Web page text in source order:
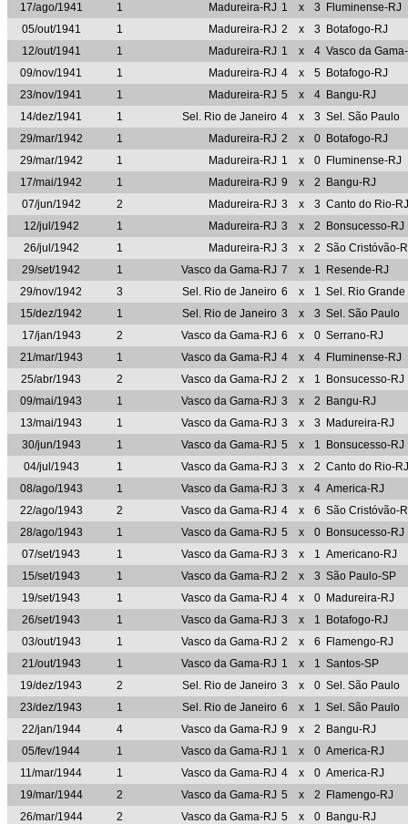
17/ago/1941
1 Madureira-RJ 1 x 3
Fluminense-RJ
05/out/1941
1 Madureira-RJ 2 x 3
Botafogo-RJ
12/out/1941
1 Madureira-RJ 1 x 4 Vasco da
09/nov/1941
1 Madureira-RJ 4 x 5 Botafogo-RJ
23/nov/1941
1 Madureira-RJ 5 x 4 Bangu-RJ
14/dez/1941
1 Sel. Rio de Janeiro 4 x 3 Sel. São Paulo
29/mar/1942
1 Madureira-RJ 2 x 0 Botafogo-RJ
29/mar/1942
1 Madureira-RJ 1 x 0 Fluminense-RJ
17/mai/1942
1 Madureira-RJ 9 x 2
Bangu-RJ
07/jun/1942
2 Madureira-RJ 3 x 3 Canto do Rio-RJ
12/jul/1942
1 Madureira-RJ 3 x 2
Bonsucesso-RJ
26/jul/1942
1 Madureira-RJ 3 x 2 São Cristóvão-
29/set/1942
1 Vasco da Gama-RJ 7 x 1
Resende-RJ
29/nov/1942
3 Sel. Rio de Janeiro 6 x 1 Sel. Rio Grande
15/dez/1942
1 Sel. Rio de Janeiro 3 x 3 Sel. São Paulo
17/jan/1943
2 Vasco da Gama-RJ 6 x 0 Serrano-RJ
21/mar/1943
1 Vasco da Gama-RJ 4 x 4 Fluminense-RJ
25/abr/1943
2 Vasco da Gama-RJ 2 x 1
Bonsucesso-RJ
09/mai/1943
1 Vasco da Gama-RJ 3 x 2
Bangu-RJ
13/mai/1943
1 Vasco da Gama-RJ 3 x 3
Madureira-RJ
30/jun/1943
1 Vasco da Gama-RJ 5 x 1
Bonsucesso-RJ
04/jul/1943
1 Vasco da Gama-RJ 3 x 2 Canto do Rio-RJ
08/ago/1943
1 Vasco da Gama-RJ 3 x 4 America-RJ
22/ago/1943
2 Vasco da Gama-RJ 4 x 6 São Cristóvão-
28/ago/1943
1 Vasco da Gama-RJ 5 x 0 Bonsucesso-RJ
07/set/1943
1 Vasco da Gama-RJ 3 x 1 Americano-RJ
15/set/1943
1 Vasco da Gama-RJ 2 x 3 São Paulo-SP
19/set/1943
1 Vasco da Gama-RJ 4 x 0 Madureira-RJ
26/set/1943
1 Vasco da Gama-RJ 3 x 1
Botafogo-RJ
03/out/1943
1 Vasco da Gama-RJ 2 x 6
Flamengo-RJ
21/out/1943
1 Vasco da Gama-RJ 1 x 1 Santos-SP
19/dez/1943
2 Sel. Rio de Janeiro 3 x 0 Sel. São Paulo
23/dez/1943
1 Sel. Rio de Janeiro 6 x 1 Sel. São Paulo
22/jan/1944
4 Vasco da Gama-RJ 9 x 2
Bangu-RJ
05/fev/1944
1 Vasco da Gama-RJ 1 x 0 America-RJ
11/mar/1944
1 Vasco da Gama-RJ 4 x 0 America-RJ
19/mar/1944
2 Vasco da Gama-RJ 5 x 2
Flamengo-RJ
26/mar/1944
2 Vasco da Gama-RJ 5 x 0 Bangu-RJ